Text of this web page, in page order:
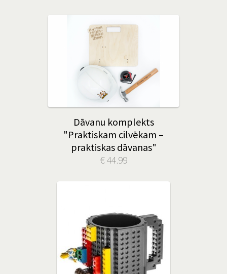
Dāvanu komplekts
"Praktiskam cilvēkam –
praktiskas dāvanas"
€ 44.99